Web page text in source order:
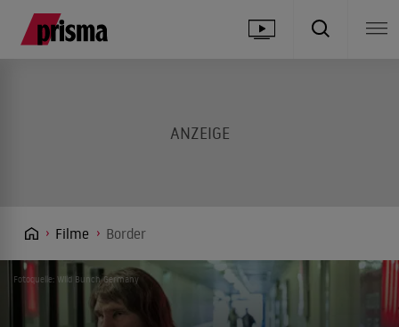
Filme Border
Fotoquelle: Wild Bunch Germany